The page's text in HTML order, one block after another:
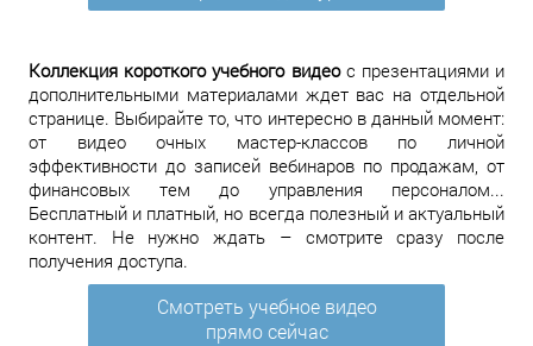
Коллекция короткого учебного видеос презентациями и
дополнительными материалами ждет вас на отдельной
странице. Выбирайте то, что интересно в данный момент:
от видео очных мастер-классов по личной
эффективности до записей вебинаров по продажам, от
финансовых тем до управления персоналом...
Бесплатный и платный, но всегда полезный и актуальный
контент. Не нужно ждать – смотрите сразу после
получения доступа.
Смотреть учебное видео
прямо сейчас